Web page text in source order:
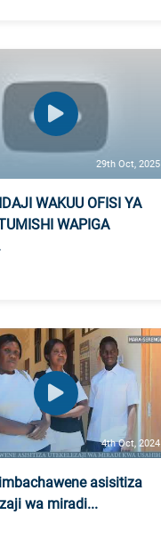
29th Oct, 2025
WAKUU OFISI YA
WAPIGA
4th Oct, 2024
asisitiza
wa miradi...